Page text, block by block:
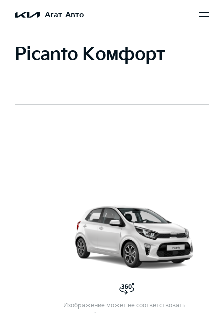
Агат-Авто
Picanto Комфорт
Изображение может не соответствовать